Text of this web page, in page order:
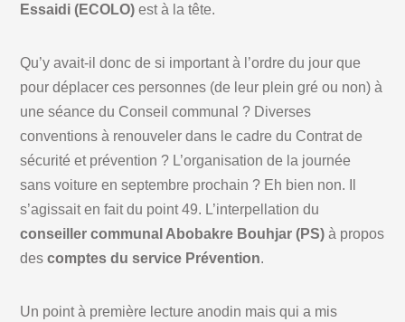
Essaidi (ECOLO)est à la tête.
Qu’y avait-il donc de si important à l’ordre du jour que
pour déplacer ces personnes (de leur plein gré ou non) à
une séance du Conseil communal ? Diverses
conventions à renouveler dans le cadre du Contrat de
sécurité et prévention ? L’organisation de la journée
sans voiture en septembre prochain ? Eh bien non. Il
s’agissait en fait du point 49. L’interpellation du
conseiller communal Abobakre Bouhjar (PS) à propos
descomptes du service Prévention.
Un point à première lecture anodin mais qui a mis